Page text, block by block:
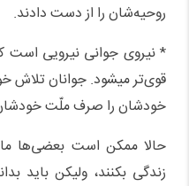
روحیه‌شان را از دست دادند.
* نیروی جوانی نیرویی است
قوی‌تر میشود. جوانان تلاش
خودشان را صرف ملّت
حالا ممکن است بعضی‌ها
زندگی بکنند، ولیکن باید